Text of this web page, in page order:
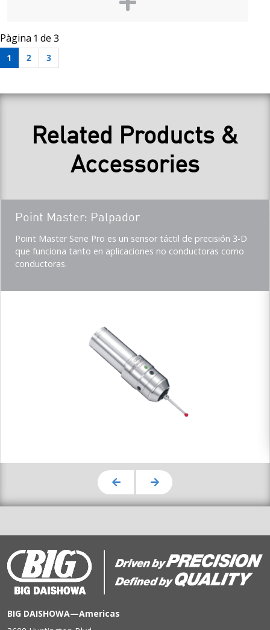
Pàgina 1 de 3
1 2 3
Related Products &
Accessories
Teaser
title
Point Master: Palpador
Teaser
description
(Imperial)
Point Master Serie Pro es un sensor táctil de precisión 3-D
que funciona tanto en aplicaciones no conductoras como
conductoras.
BIG DAISHOWA—Americas